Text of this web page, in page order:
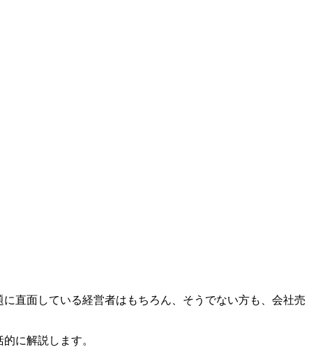
直面している経営者はもちろん、そうでない方も、会社売
に解説します。